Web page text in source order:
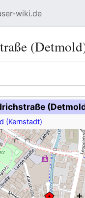
wiki.de
(Kernstadt)